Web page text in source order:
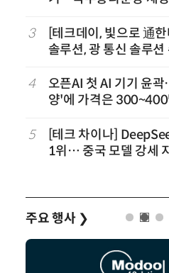
3
[테크데이, 빛으로 通
솔루션, 광 통신 솔루션
략'
4
오픈AI 첫 AI 기기 윤
양'에 가격은 300~400
5
[테크 차이나]
1위… 중국 모델 강세
주요 행사 ❯